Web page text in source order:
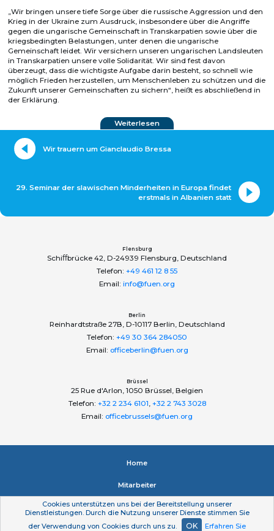
„Wir bringen unsere tiefe Sorge über die russische Aggression und den
Krieg in der Ukraine zum Ausdruck, insbesondere über die Angriffe
gegen die ungarische Gemeinschaft in Transkarpatien sowie über die
kriegsbedingten Belastungen, unter denen die ungarische
Gemeinschaft leidet. Wir versichern unseren ungarischen Landsleuten
in Transkarpatien unsere volle Solidarität. Wir sind fest davon
überzeugt, dass die wichtigste Aufgabe darin besteht, so schnell wie
möglich Frieden herzustellen, um Menschenleben zu schützen und die
Zukunft unserer Gemeinschaften zu sichern“, heißt es abschließend in
der Erklärung.
Weiterlesen
Wir trauern um Gianclaudio Bressa
29. Seminar der slawischen Minderheiten in Europa findet
erstmals in Albanien statt
Flensburg
Schiﬀbrücke 42, D-24939 Flensburg, Deutschland
Telefon: +49 461 12 8 55
Email: info@fuen.org
Berlin
Reinhardtstraße 27B, D-10117 Berlin, Deutschland
Telefon: +49 30 364 284050
Email: officeberlin@fuen.org
Brüssel
25 Rue d'Arlon, 1050 Brüssel, Belgien
Telefon: +32 2 234 6101, +32 2 743 3028
Email: officebrussels@fuen.org
Home
Mitarbeiter
Impressum
Datenschutzerklärung
Cookies unterstützen uns bei der Bereitstellung unserer
Dienstleistungen. Durch die Nutzung unserer Dienste stimmen Sie
der Verwendung von Cookies durch uns zu.
OK Erfahren Sie